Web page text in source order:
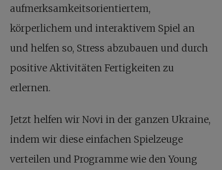
aufmerksamkeitsorientiertem,
körperlichem und interaktivem Spiel an
und helfen so, Stress abzubauen und durch
positive Aktivitäten Fertigkeiten zu
erlernen.
Jetzt helfen wir Novi in der ganzen Ukraine,
indem wir diese einfachen Spielzeuge
verteilen und Programme wie den Young